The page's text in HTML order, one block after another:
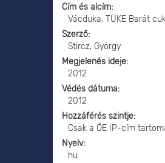
Cím és alcím
Vácduka, TÜKE Barát
Szerző
Stircz, György
Megjelenés ideje
2012
Védés dátuma
2012
Hozzáférés szintje
Csak a ÓE IP-cím
Nyelv
hu